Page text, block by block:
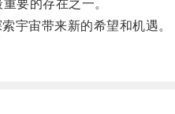
要的存在之一。
宇宙带来新的希望和机遇。